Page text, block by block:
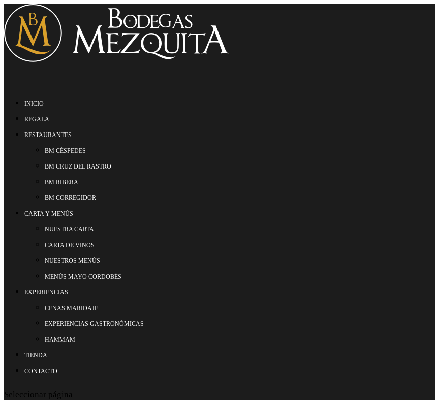
INICIO
REGALA
RESTAURANTES
BM CÉSPEDES
BM CRUZ DEL RASTRO
BM RIBERA
BM CORREGIDOR
CARTA Y MENÚS
NUESTRA CARTA
CARTA DE VINOS
NUESTROS MENÚS
MENÚS MAYO CORDOBÉS
EXPERIENCIAS
CENAS MARIDAJE
EXPERIENCIAS GASTRONÓMICAS
HAMMAM
TIENDA
CONTACTO
Seleccionar página